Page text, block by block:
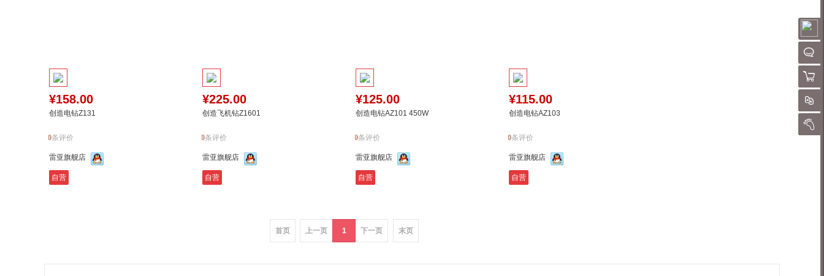
聊
购物
对
我的
¥158.00
创造电钻Z131
0条评价
雷亚旗舰店
自营
¥225.00
创造飞机钻Z1601
0条评价
雷亚旗舰店
自营
¥125.00
创造电钻AZ101 450W
0条评价
雷亚旗舰店
自营
¥115.00
创造电钻AZ103
0条评价
雷亚旗舰店
自营
首页 上一页 1 下一页 末页